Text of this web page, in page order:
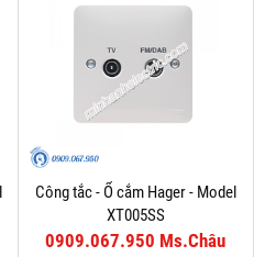
Công tắc - Ổ cắm Hager - Model
XT005SS
0909.067.950 Ms.Châu